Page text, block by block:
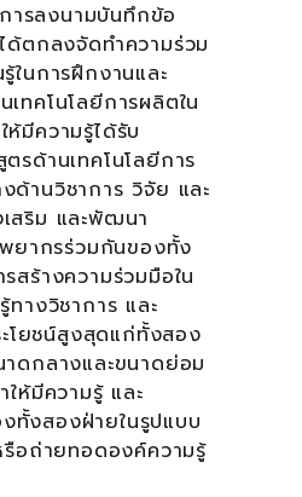
รลงนามบันทึกข้อ
ด้ตกลงจัดทำความร่วม
ในการฝึกงานและ
ทคโนโลยีการผลิตใน
มีความรู้ได้รับ
รด้านเทคโนโลยีการ
ด้านวิชาการ วิจัย และ
สริม และพัฒนา
ยากรร่วมกันของทั้ง
ร้างความร่วมมือใน
างวิชาการ และ
ะโยชน์สูงสุดแก่ทั้งสอง
ดกลางและขนาดย่อม
ห้มีความรู้ และ
ทั้งสองฝ่ายในรูปแบบ
อถ่ายทอดองค์ความรู้